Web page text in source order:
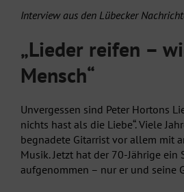
Interview aus den Lübecker
„Lieder reifen –
Mensch“
Unvergessen sind Peter Hortons
nichts hast als die Liebe“. Viele
begnadete Gitarrist vor allem mit
Musik. Jetzt hat der 70-Jährige ein
aufgenommen – nur er und seine